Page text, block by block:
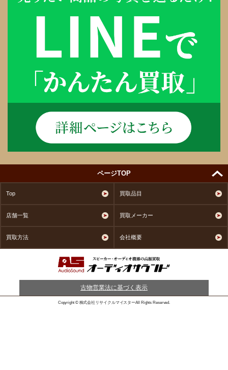
ページTOP
Top 買取品目
店舗一覧 買取メーカー
買取方法 会社概要
古物営業法に基づく表示
Copyright © 株式会社リサイクルマイスターAll Rights Reserved.